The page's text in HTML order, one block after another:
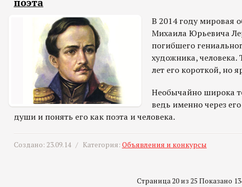
В 2014 году мировая
Михаила Юрьевича
погибшего
художника, человека.
лет его короткой, но
Необычайно широка
ведь именно через
души и понять его как поэта и человека.
Создано: 23.09.14 / Категория: Объявления и конкурсы
Страница 20 из 25 Показано